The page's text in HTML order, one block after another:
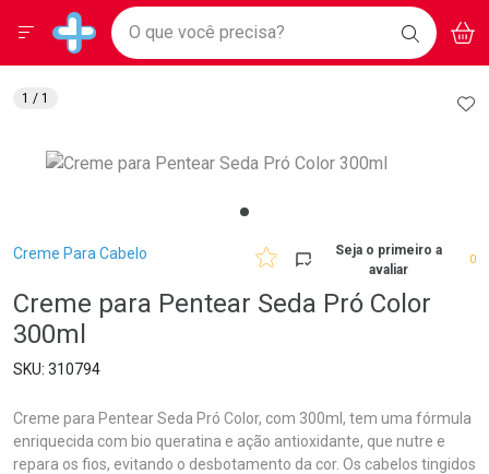
Drogarias Pacheco
Baixe nosso APP e aproveite Ofertas Exclusivas!
BAIXE
O APP
Ir direto para a home
pela página
Ir direto para o conteúdo
Ir direto para a busca
Ir direto para a conta
Ir direto para a notificações
Ir direto para o carrinho
Faça a sua busca
O que você precisa? BUSCAR
Menu
Breadcrumb
Creme Para Cabelo
Seja o primeiro a
avaliar
0
Creme para Pentear Seda Pró Color
300ml
310794
Creme para Pentear Seda Pró Color, com 300ml, tem uma fórmula
enriquecida com bio queratina e ação antioxidante, que nutre e
repara os fios, evitando o desbotamento da cor. Os cabelos tingidos
1 / 1